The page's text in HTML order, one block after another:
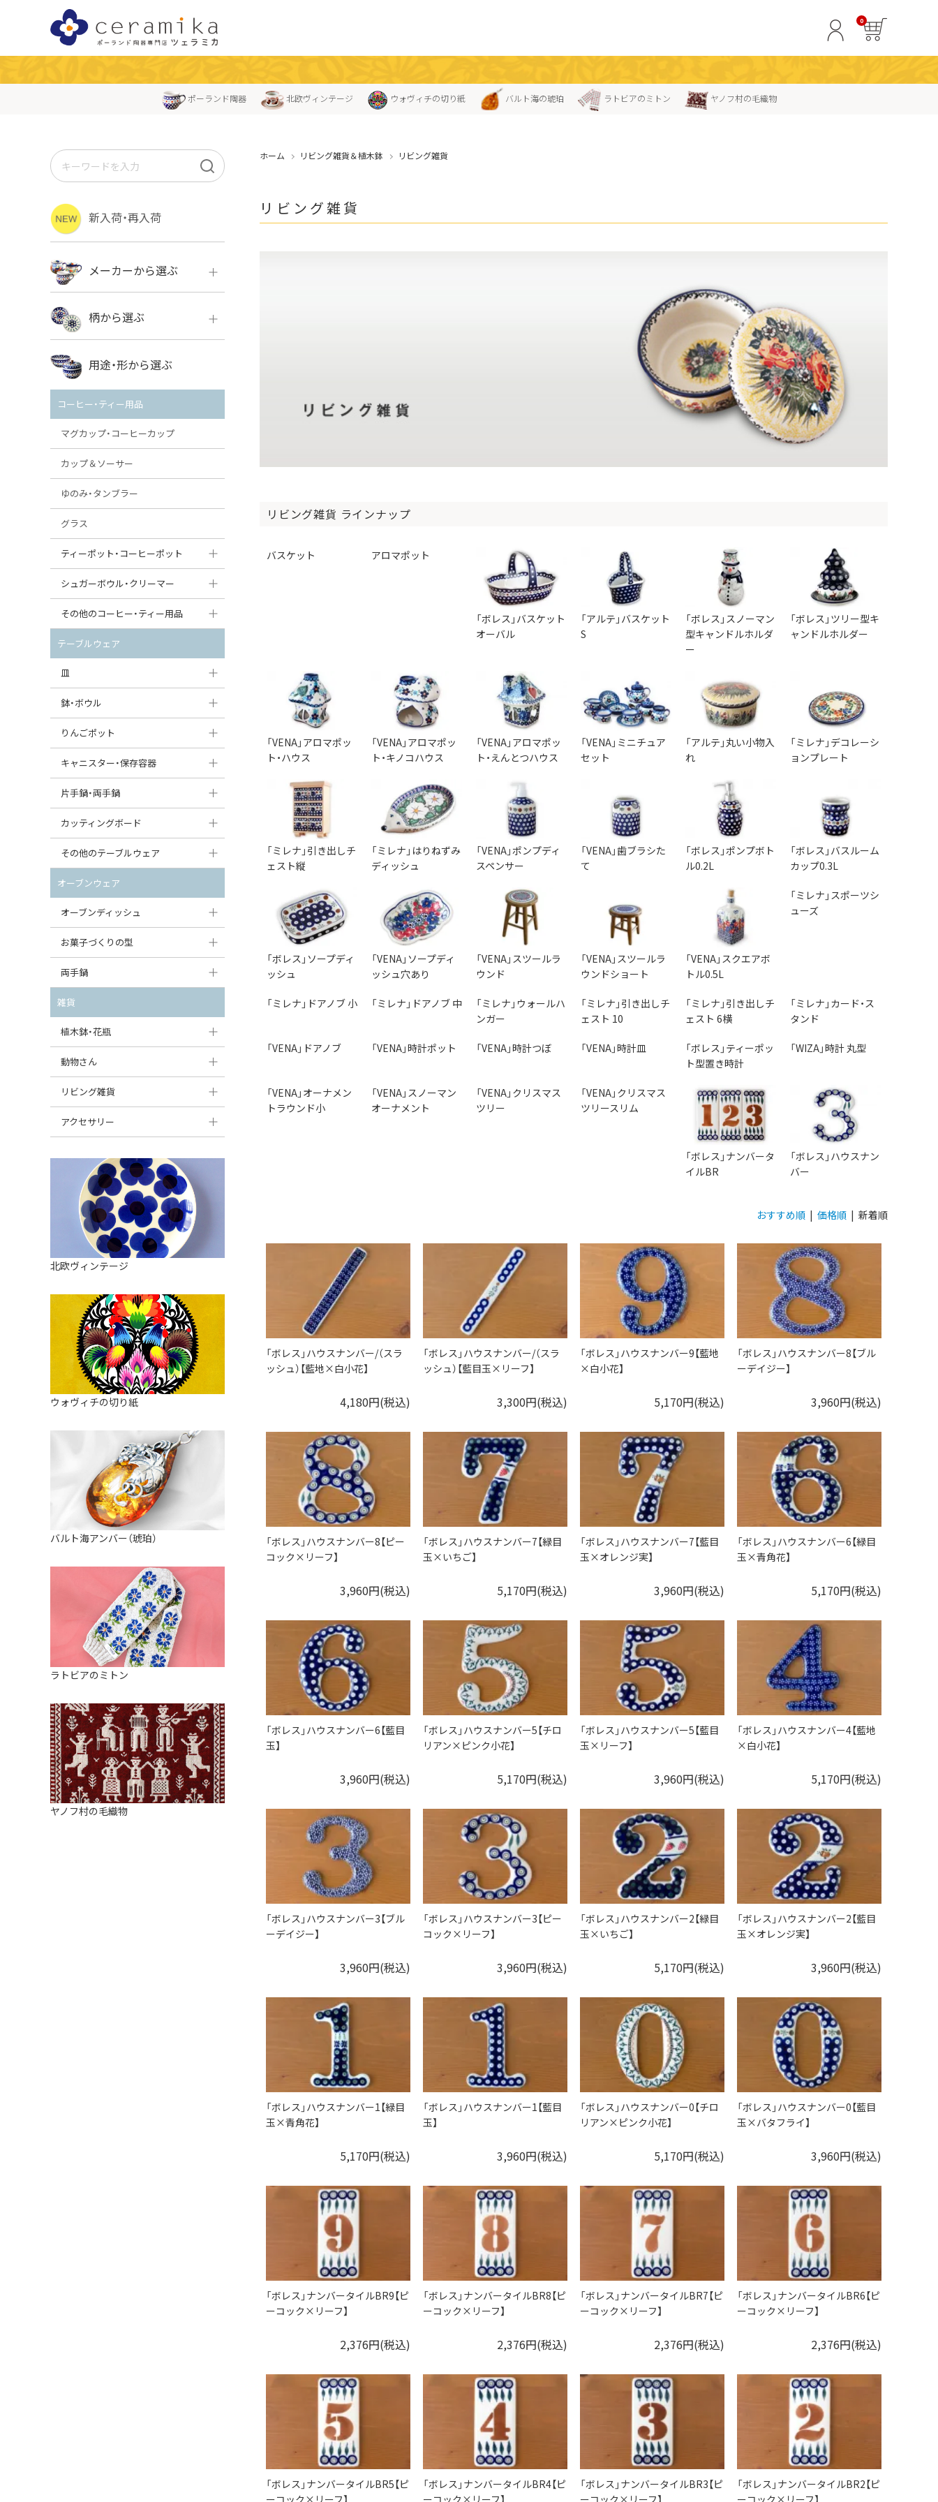
0
ポーランド陶器 北欧ヴィンテージ ウォヴィチの切り紙 バルト海の琥珀 ラトビアのミトン ヤノフ村の毛織物
ホーム リビング雑貨＆植木鉢 リビング雑貨
リビング雑貨
リビング雑貨 ラインナップ
バスケット アロマポット
「ボレス」バスケット
オーバル
「アルテ」バスケット
S
「ボレス」スノーマン
型キャンドルホルダ
ー
「ボレス」ツリー型キ
ャンドルホルダー
「VENA」アロマポッ
ト・ハウス
「VENA」アロマポッ
ト・キノコハウス
「VENA」アロマポッ
ト・えんとつハウス
「VENA」ミニチュア
セット
「アルテ」丸い小物入
れ
「ミレナ」デコレーシ
ョンプレート
「ミレナ」引き出しチ
ェスト縦
「ミレナ」はりねずみ
ディッシュ
「VENA」ポンプディ
スペンサー
「VENA」歯ブラシた
て
「ボレス」ポンプボト
ル0.2L
「ボレス」バスルーム
カップ0.3L
「ボレス」ソープディ
ッシュ
「VENA」ソープディ
ッシュ穴あり
「VENA」スツールラ
ウンド
「VENA」スツールラ
ウンドショート
「VENA」スクエアボ
トル0.5L
「ミレナ」スポーツシ
ューズ
「ミレナ」ドアノブ 小 「ミレナ」ドアノブ 中
「ミレナ」ウォールハ
ンガー
「ミレナ」引き出しチ
ェスト 10
「ミレナ」引き出しチ
ェスト 6横
「ミレナ」カード・ス
タンド
「VENA」ドアノブ 「VENA」時計ポット 「VENA」時計つぼ 「VENA」時計皿
「ボレス」ティーポッ
ト型置き時計
「WIZA」時計 丸型
「VENA」オーナメン
トラウンド小
「VENA」スノーマン
オーナメント
「VENA」クリスマス
ツリー
「VENA」クリスマス
ツリースリム
「ボレス」ナンバータ
イルBR
「ボレス」ハウスナン
バー
おすすめ順 | 価格順 | 新着順
「ボレス」ハウスナンバー/（スラ
ッシュ）【藍地×白小花】
4,180円(税込)
「ボレス」ハウスナンバー/（スラ
ッシュ）【藍目玉×リーフ】
3,300円(税込)
「ボレス」ハウスナンバー9【藍地
×白小花】
5,170円(税込)
「ボレス」ハウスナンバー8【ブル
ーデイジー】
3,960円(税込)
「ボレス」ハウスナンバー8【ピー
コック×リーフ】
3,960円(税込)
「ボレス」ハウスナンバー7【緑目
玉×いちご】
5,170円(税込)
「ボレス」ハウスナンバー7【藍目
玉×オレンジ実】
3,960円(税込)
「ボレス」ハウスナンバー6【緑目
玉×青角花】
5,170円(税込)
「ボレス」ハウスナンバー6【藍目
玉】
3,960円(税込)
「ボレス」ハウスナンバー5【チロ
リアン×ピンク小花】
5,170円(税込)
「ボレス」ハウスナンバー5【藍目
玉×リーフ】
3,960円(税込)
「ボレス」ハウスナンバー4【藍地
×白小花】
5,170円(税込)
「ボレス」ハウスナンバー3【ブル
ーデイジー】
3,960円(税込)
「ボレス」ハウスナンバー3【ピー
コック×リーフ】
3,960円(税込)
「ボレス」ハウスナンバー2【緑目
玉×いちご】
5,170円(税込)
「ボレス」ハウスナンバー2【藍目
玉×オレンジ実】
3,960円(税込)
「ボレス」ハウスナンバー1【緑目
玉×青角花】
5,170円(税込)
「ボレス」ハウスナンバー1【藍目
玉】
3,960円(税込)
「ボレス」ハウスナンバー0【チロ
リアン×ピンク小花】
5,170円(税込)
「ボレス」ハウスナンバー0【藍目
玉×バタフライ】
3,960円(税込)
「ボレス」ナンバータイルBR9【ピ
ーコック×リーフ】
2,376円(税込)
「ボレス」ナンバータイルBR8【ピ
ーコック×リーフ】
2,376円(税込)
「ボレス」ナンバータイルBR7【ピ
ーコック×リーフ】
2,376円(税込)
「ボレス」ナンバータイルBR6【ピ
ーコック×リーフ】
2,376円(税込)
「ボレス」ナンバータイルBR5【ピ
「ボレス」ナンバータイルBR4【ピ
「ボレス」ナンバータイルBR3【ピ
「ボレス」ナンバータイルBR2【ピ
新入荷・再入荷
メーカーから選ぶ
ボレス
VENA
ミレナ
柄から選ぶ
ボレス
用途・形から選ぶ
コーヒー・ティー用品
マグカップ・コーヒーカップ
カップ＆ソーサー
ゆのみ・タンブラー
グラス
ティーポット・コーヒーポット
ティーポット
コーヒーポット
シュガーボウル・クリーマー
シュガーボウル
クリーマー
その他のコーヒー・ティー用品
ポットウォーマー
ピッチャー
コーヒードリッパー
すべて見る
テーブルウェア
皿
大皿（24cm〜）
中皿（18〜24cm）
丸皿
スープ皿
ダルマプレート
たまご型プレート
ハート型プレート
変形プレート
分割ディッシュ
すべて見る
鉢・ボウル
大鉢（21cm〜）
中鉢（16〜21cm）
丸鉢・どんぶり・ボウル
茶碗
オーバルボウル
ハートボウル
葉っぱ型ボウル
りんご型ボウル
いちご型ボウル
星型ボウル
スープカップ
そば猪口・フリーカップ
ココット
薬味入れ
ミキシングボウル
すべて見る
りんごポット
りんごポット
りんごポット小
キャニスター・保存容器
キャニスター
つぼ
ガーリックポット
オニオンキャニスター
ガーリックキャニスター
チーズケース
バターディッシュ
六角形ポット
ボトル
すべて見る
片手鍋・両手鍋
ソースパン（片手鍋）
スープチュリーン
カッティングボード
角型カッティングボード
丸型カッティングボード
すべて見る
その他のテーブルウェア
調味料入れ
グレイヴィーボート
エッグカップ
ケーキスタンド
カトラリー
はしおき・カトラリーレスト
オーブンウェア
オーブンディッシュ
大型（24cm〜）
中型（18〜24cm）
スクエアオーブンディッシュ
オーバルオーブンディッシュ
すべて見る
お菓子づくりの型
パウンド型
マフィン型
すべて見る
両手鍋
チュリーン
キャセロール
すべて見る
雑貨
植木鉢・花瓶
植木鉢
花瓶
動物さん
フィギュア・置物
貯金箱
オーナメント
クリーマー
リビング雑貨
スツール
バス・洗面用品
家具小物
小物入れ
アロマポット
バスケット
装飾用タイル・プレート
ミニチュア
天使さま
カードスタンド
マグネット
すべて見る
アクセサリー
ペンダントトップ
すべて見る
北欧ヴィンテージ
ウォヴィチの切り紙
バルト海アンバー（琥珀）
ラトビアのミトン
ヤノフ村の毛織物